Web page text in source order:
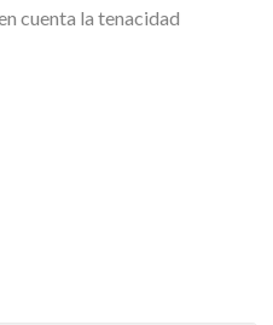
cuenta la tenacidad